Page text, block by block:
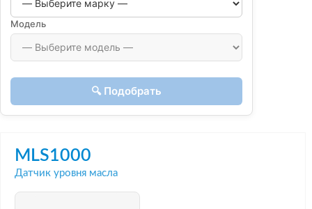
Модель
🔍 Подобрать
MLS1000
Датчик уровня масла